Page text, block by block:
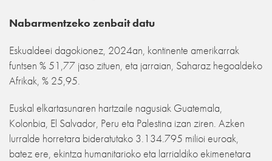
Nabarmentzeko zenbait datu
Eskualdeei dagokionez, 2024an, kontinente amerikarrak
funtsen % 51,77 jaso zituen, eta jarraian, Saharaz hegoaldeko
Afrikak, % 25,95.
Euskal elkartasunaren hartzaile nagusiak Guatemala,
Kolonbia, El Salvador, Peru eta Palestina izan ziren. Azken
lurralde horretara bideratutako 3.134.795 milioi euroak,
batez ere, ekintza humanitarioko eta larrialdiko ekimenetara